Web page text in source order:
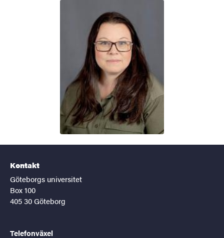
Kontakt
Göteborgs universitet
Box 100
405 30 Göteborg
Telefonväxel